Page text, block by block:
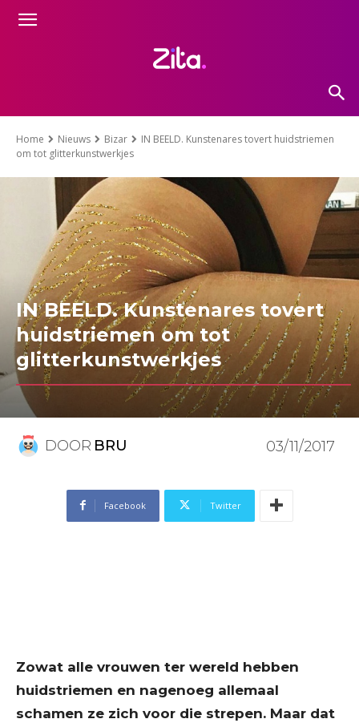
Home Nieuws Bizar
IN BEELD. Kunstenares tovert huidstriemen
om tot glitterkunstwerkjes
IN BEELD. Kunstenares tovert
huidstriemen om tot
glitterkunstwerkjes
DOOR BRU 03/11/2017
Facebook Twitter
Zowat alle vrouwen ter wereld hebben
huidstriemen en nagenoeg allemaal
schamen ze zich voor die strepen. Maar dat